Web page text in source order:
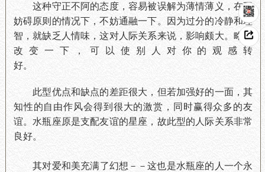
这种守正不阿的态度，容易被误解为薄情薄义，在不
妨碍原则的情况下，不妨通融一下。因为过分的冷静和理
智，就缺乏人情味，这对人际关系来说，影响颇大。略微
改变一下，可以使别人对你的观感转
好。
此型优点和缺点的差距很大，但若加强好的一面，其
知性的自由作风会得到很大的激赏，同时赢得众多的友
谊。水瓶座原是支配友谊的星座，故此型的人际关系非常
良好。
其对爱和美充满了幻想－－这也是水瓶座的人一个永